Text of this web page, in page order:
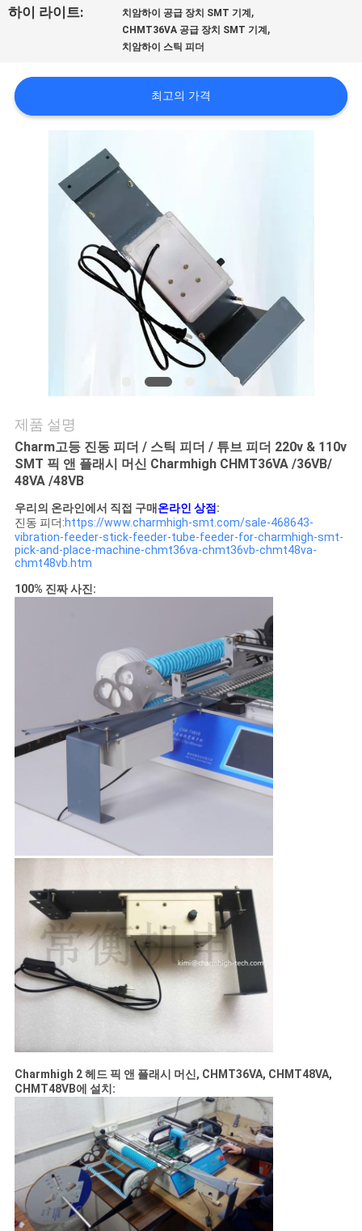
학
락
소
식
SHOPPING
트
보
보
정
책
하이 라이트: 치암하이 공급 장치 SMT 기계 ,
CHMT36VA 공급 장치 SMT 기계 ,
치암하이 스틱 피더
최고의 가격
제품 설명
Charm고등 진동 피더 / 스틱 피더 / 튜브 피더 220v & 110v
SMT 픽 앤 플래시 머신 Charmhigh CHMT36VA /36VB/
48VA /48VB
우리의 온라인에서 직접 구매 온라인 상점 :
진동 피더:https://www.charmhigh-smt.com/sale-468643-
vibration-feeder-stick-feeder-tube-feeder-for-charmhigh-smt-
pick-and-place-machine-chmt36va-chmt36vb-chmt48va-
chmt48vb.htm
100% 진짜 사진:
Charmhigh 2 헤드 픽 앤 플래시 머신, CHMT36VA, CHMT48VA,
CHMT48VB에 설치: